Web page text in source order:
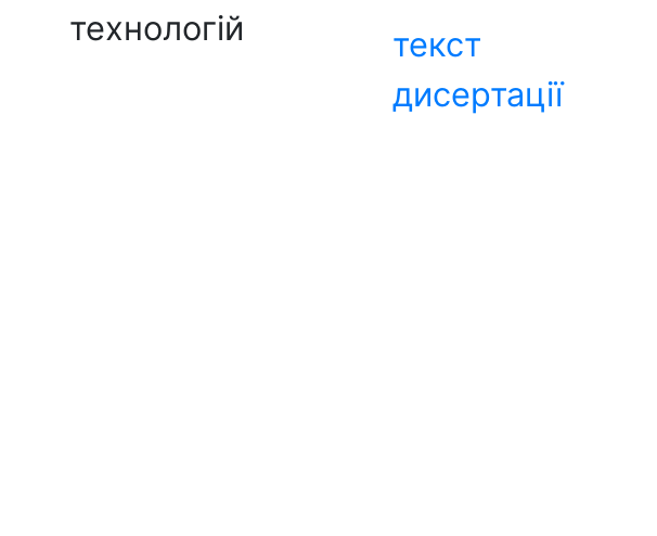
технологій
текст
дисертації